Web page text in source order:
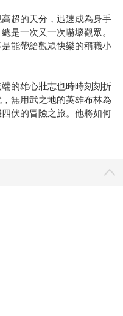
火，果然很容易在原有
是她忍耐力不夠，或是
一個地方跳到另一個地
情的目標，她創作的速
書名叫
。在尋找出版社的過程，
人物造形要如何如何。
己要什麼，所以只要能
了。她說，少出一本書
然後她送了我一本關於
的那句話：「自愛成了
再聽說這部小說要如何
，我們遇到了同樣是作
灣青少年讀者出版一些
境下，本土的青少年小
女檔共同為這個目標努
刻要出版，還鼓勵她繼
超的天分，迅速成為身手
是一次又一次嚇壞觀眾。
能帶給觀眾快樂的稱職小
的雄心壯志也時時刻刻折
無用武之地的英雄布林為
伏的冒險之旅。他將如何